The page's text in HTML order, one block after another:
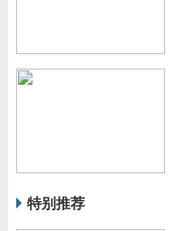
特别推荐